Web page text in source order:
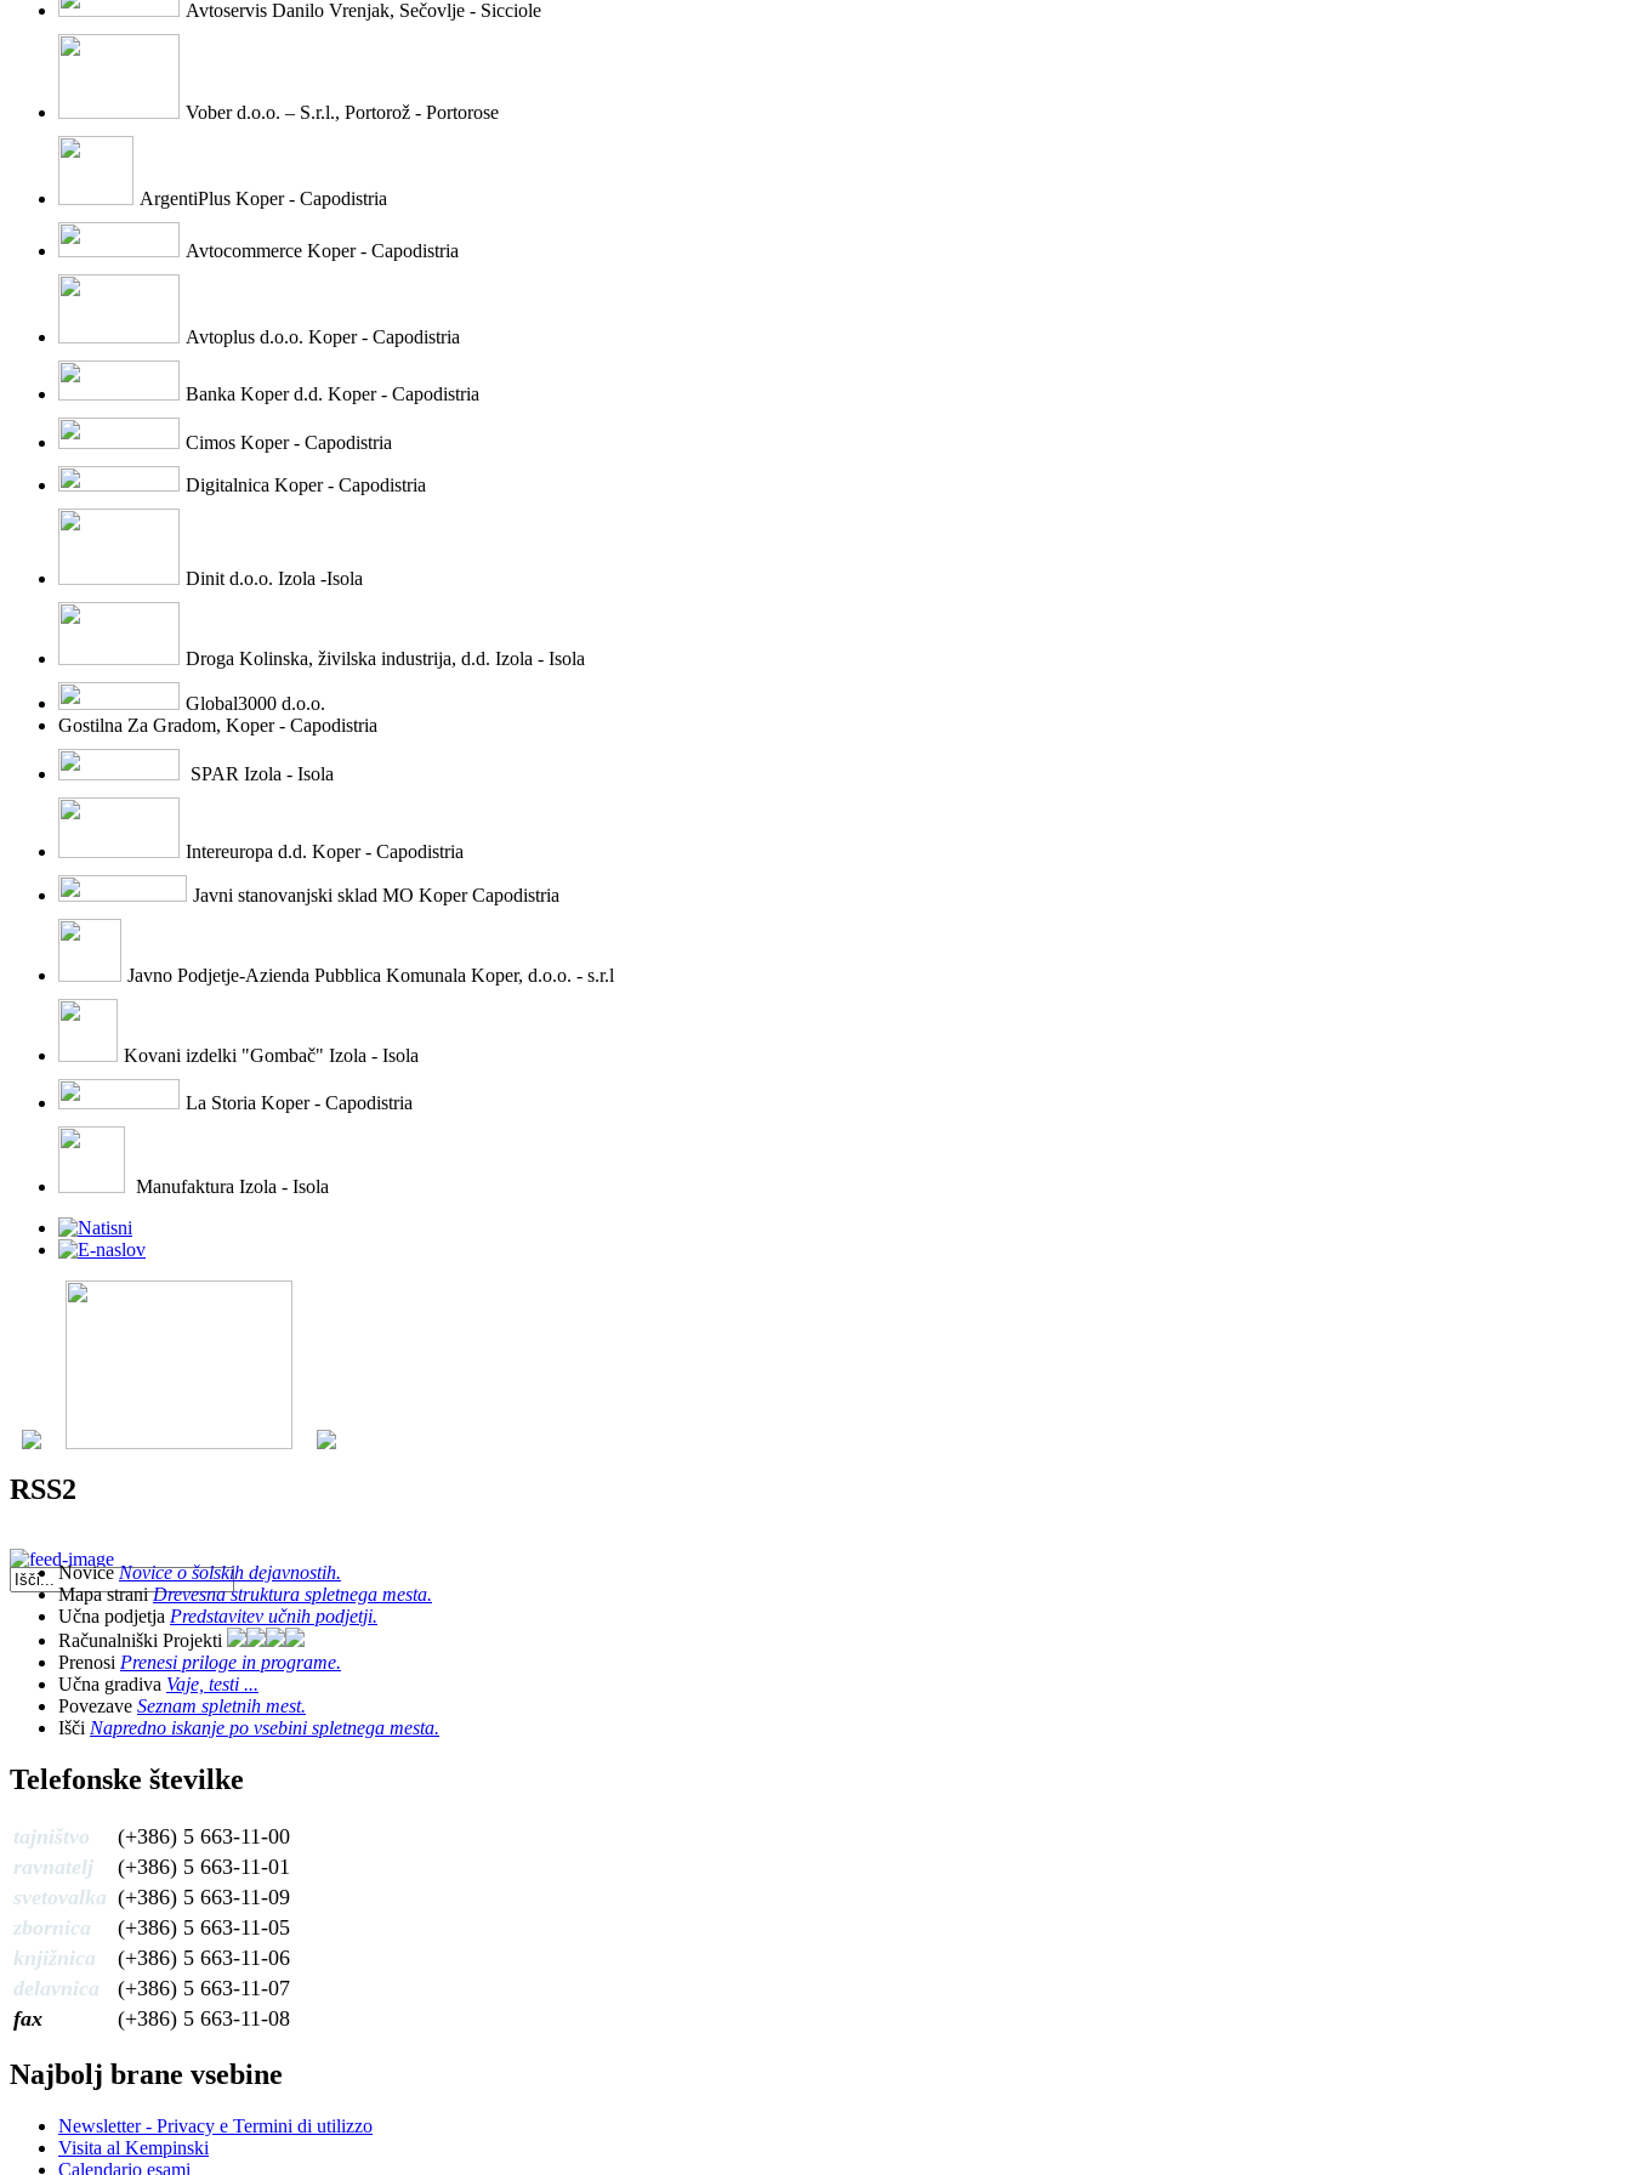
Avtoservis Danilo Vrenjak, Sečovlje - Sicciole
Vober d.o.o. – S.r.l., Portorož - Portorose
ArgentiPlus Koper - Capodistria
Avtocommerce Koper - Capodistria
Avtoplus d.o.o. Koper - Capodistria
Banka Koper d.d. Koper - Capodistria
Cimos Koper - Capodistria
Digitalnica Koper - Capodistria
Dinit d.o.o. Izola -Isola
Droga Kolinska, živilska industrija, d.d. Izola - Isola
Global3000 d.o.o.
Gostilna Za Gradom, Koper - Capodistria
SPAR Izola - Isola
Intereuropa d.d. Koper - Capodistria
Javni stanovanjski sklad MO Koper Capodistria
Javno Podjetje-Azienda Pubblica Komunala Koper, d.o.o. - s.r.l
Kovani izdelki "Gombač" Izola - Isola
La Storia Koper - Capodistria
Manufaktura Izola - Isola
RSS2
NoviceNovice o šolskih dejavnostih.
Mapa straniDrevesna struktura spletnega mesta.
Učna podjetja Predstavitev učnih podjetji.
Računalniški Projekti
Prenosi Prenesi priloge in programe.
Učna gradiva Vaje, testi ...
Povezave Seznam spletnih mest.
Išči Napredno iskanje po vsebini spletnega mesta.
Telefonske številke
tajništvo
(+386) 5 663-11-00
ravnatelj
(+386) 5 663-11-01
svetovalka (+386) 5 663-11-09
zbornica
(+386) 5 663-11-05
knjižnica
(+386) 5 663-11-06
delavnica
(+386) 5 663-11-07
fax
(+386) 5 663-11-08
Najbolj brane vsebine
Newsletter - Privacy e Termini di utilizzo
Visita al Kempinski
Calendario esami